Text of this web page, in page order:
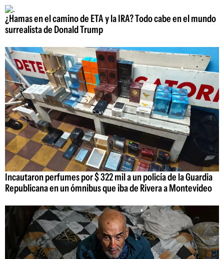
¿Hamas en el camino de ETA y la IRA? Todo cabe en el mundo
surrealista de Donald Trump
Incautaron perfumes por $ 322 mil a un policía de la Guardia
Republicana en un ómnibus que iba de Rivera a Montevideo